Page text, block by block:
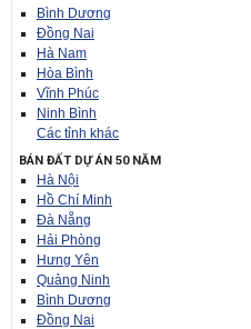
Bình Dương
Đồng Nai
Hà Nam
Hòa Bình
Vĩnh Phúc
Ninh Bình
Các tỉnh khác
BÁN ĐẤT DỰ ÁN 50 NĂM
Hà Nội
Hồ Chí Minh
Đà Nẵng
Hải Phòng
Hưng Yên
Quảng Ninh
Bình Dương
Đồng Nai